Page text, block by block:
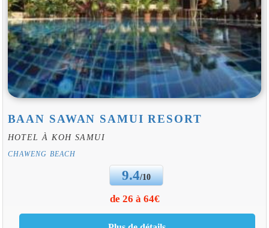
BAAN SAWAN SAMUI RESORT
HOTEL À KOH SAMUI
CHAWENG BEACH
9.4/10
de 26 à 64€